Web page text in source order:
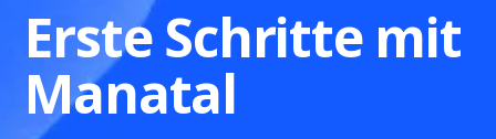
Erste Schritte mit
Manatal